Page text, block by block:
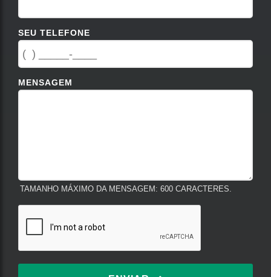
SEU TELEFONE
MENSAGEM
TAMANHO MÁXIMO DA MENSAGEM: 600 CARACTERES.